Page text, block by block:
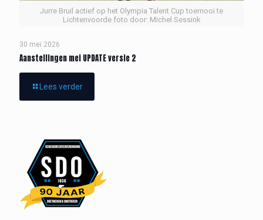
Jurre Bruil actief op het Olympia Talent Cup toernooi te
Lichtenvoorde foto door: Michel Sessink
30 mei 2026
Aanstellingen mei UPDATE versie 2
Lees verder